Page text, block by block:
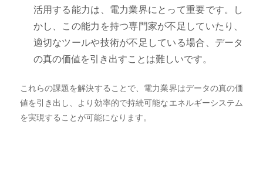
活用する能力は、電力業界にとって重要です。し
かし、この能力を持つ専門家が不足していたり、
適切なツールや技術が不足している場合、データ
の真の価値を引き出すことは難しいです。
これらの課題を解決することで、電力業界はデータの真の価
値を引き出し、より効率的で持続可能なエネルギーシステム
を実現することが可能になります。